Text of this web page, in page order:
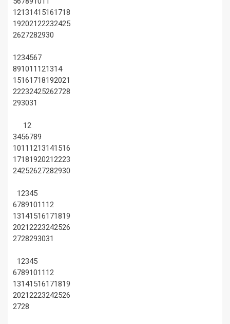
12131415161718
19202122232425
2627282930
1234567
891011 121314
15161718192021
22232425262728
293031
12
3456789
1011 1213141516
17181920212223
24252627282930
12345
67891011 12
13141516171819
20212223242526
2728293031
12345
67891011 12
13141516171819
20212223242526
2728